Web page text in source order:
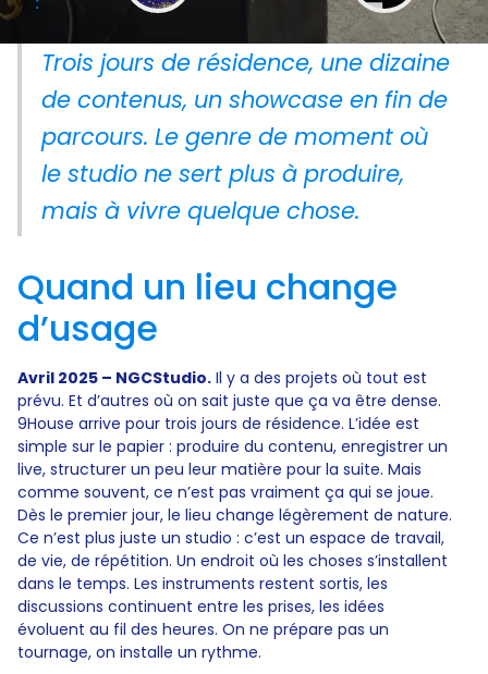
Trois jours de résidence, une dizaine
de contenus, un showcase en fin de
parcours. Le genre de moment où
le studio ne sert plus à produire,
mais à vivre quelque chose.
Quand un lieu change
d’usage
Avril 2025 – NGCStudio. Il y a des projets où tout est
prévu. Et d’autres où on sait juste que ça va être dense.
9House arrive pour trois jours de résidence. L’idée est
simple sur le papier : produire du contenu, enregistrer un
live, structurer un peu leur matière pour la suite. Mais
comme souvent, ce n’est pas vraiment ça qui se joue.
Dès le premier jour, le lieu change légèrement de nature.
Ce n’est plus juste un studio : c’est un espace de travail,
de vie, de répétition. Un endroit où les choses s’installent
dans le temps. Les instruments restent sortis, les
discussions continuent entre les prises, les idées
évoluent au fil des heures. On ne prépare pas un
tournage, on installe un rythme.